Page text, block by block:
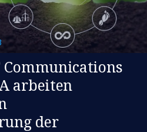
Communications
arbeiten
der